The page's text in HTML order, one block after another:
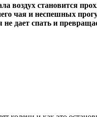
воздух становится
чая и неспешных
дает спать и